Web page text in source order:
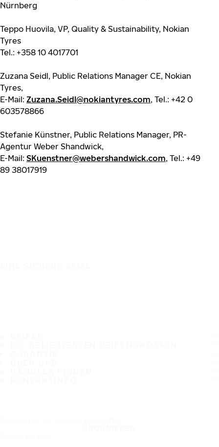
Nürnberg
Teppo Huovila, VP, Quality & Sustainability, Nokian
Tyres
Tel.: +358 10 4017701
Zuzana Seidl, Public Relations Manager CE, Nokian
Tyres,
E-Mail: Zuzana.Seidl@nokiantyres.com, Tel.: +42 0
603578866
Stefanie Künstner, Public Relations Manager, PR-
Agentur Weber Shandwick,
E-Mail: SKuenstner@webershandwick.com, Tel.: +49
89 38017919